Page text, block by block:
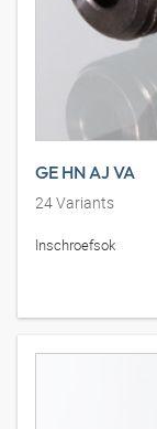
GE HN AJ VA
24Variants
Inschroefsok